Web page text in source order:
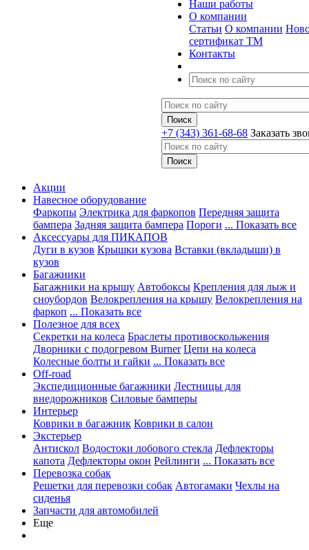
Наши работы
О компании
Статьи О компании
сертификат ТМ
Контакты
+7 (343) 361-68-68 Заказать
Акции
Навесное оборудование
Фаркопы Электрика для фаркопов Передняя защита
бампера Задняя защита бампера Пороги ... Показать все
Аксессуары для ПИКАПОВ
Дуги в кузов Крышки кузова Вставки (вкладыши) в
кузов
Багажники
Багажники на крышу Автобоксы Крепления для лыж и
сноубордов Велокрепления на крышу Велокрепления на
фаркоп ... Показать все
Полезное для всех
Секретки на колеса Браслеты противоскольжения
Дворники с подогревом Burner Цепи на колеса
Колесные болты и гайки ... Показать все
Off-road
Экспедиционные багажники Лестницы для
внедорожников Силовые бамперы
Интерьер
Коврики в багажник Коврики в салон
Экстерьер
Антискол Водостоки лобового стекла Дефлекторы
капота Дефлекторы окон Рейлинги ... Показать все
Перевозка собак
Решетки для перевозки собак Автогамаки Чехлы на
сиденья
Запчасти для автомобилей
Еще